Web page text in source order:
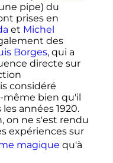
pipe) du
prises en
et Michel
des
Borges, qui a
directe sur
considéré
bien qu'il
années 1920.
on ne s'est rendu
expériences sur
magique qu'à